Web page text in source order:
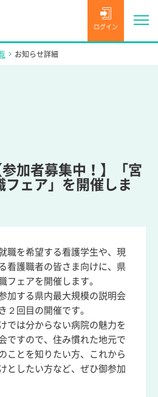
ログイン
お知らせ詳細
加者募集中！】「宮
フェア」を開催しま
職を希望する看護学生や、現
看護職者の皆さま向けに、県
フェアを開催します。
加する県内最大規模の説明会
２回目の開催です。
では分からない病院の魅力を
ですので、住み慣れた地元で
ことを知りたい方、これから
としたい方など、ぜひ御参加